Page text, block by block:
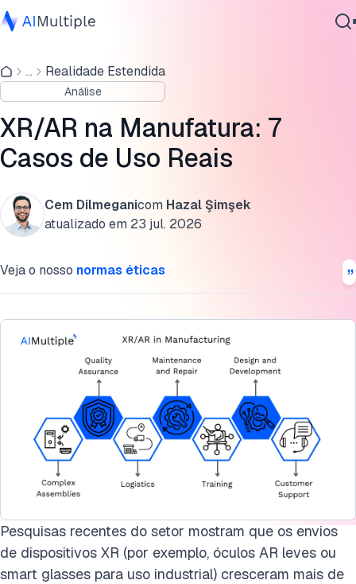
IA Agêntica
Segurança cibernética
Dados
Software Empresarial
Serviços
... Realidade Estendida
Análise
XR/AR na Manufatura: 7
Casos de Uso Reais
Cem Dilmeganicom Hazal Şimşek
atualizado em 23 jul. 2026
Veja o nosso normas éticas
Pesquisas recentes do setor mostram que os envios
de dispositivos XR (por exemplo, óculos AR leves ou
smart glasses para uso industrial) cresceram mais de
2- Garantia de qualidade
4- Manutenção e reparo
6- Design e desenvolvimento
Cite esta pesquisa